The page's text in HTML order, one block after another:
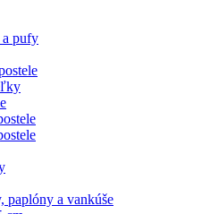
a pufy
paplóny a vankúše